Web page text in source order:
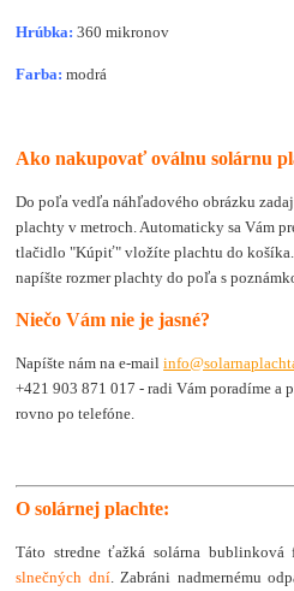
Hrúbka: 360 mikronov
Farba:modrá
Ako nakupovať oválnu solárnu
Do poľa vedľa náhľadového obrázku
plachty v metroch. Automaticky sa Vám
tlačidlo "Kúpiť" vložíte plachtu do košíka.
napíšte rozmer plachty do poľa s
Niečo Vám nie je jasné?
Napíšte nám na e-mail
+421 903 871 017 - radi Vám poradíme
rovno po telefóne.
O solárnej plachte:
Táto stredne ťažká solárna bublinková
slnečných dní. Zabráni nadmernému